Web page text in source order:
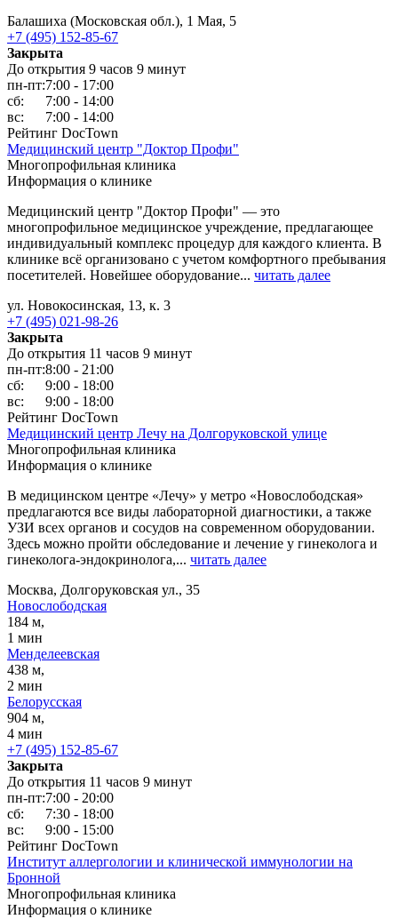
Балашиха (Московская обл.), 1 Мая, 5
+7 (495) 152-85-67
Закрыта
До открытия 9 часов 9 минут
пн-пт:7:00 - 17:00
сб:
7:00 - 14:00
вс:
7:00 - 14:00
Рейтинг DocTown
Медицинский центр "Доктор Профи"
Многопрофильная клиника
Информация о клинике
Медицинский центр "Доктор Профи" — это
многопрофильное медицинское учреждение, предлагающее
индивидуальный комплекс процедур для каждого клиента. В
клинике всё организовано с учетом комфортного пребывания
посетителей. Новейшее оборудование... читать далее
ул. Новокосинская, 13, к. 3
+7 (495) 021-98-26
Закрыта
До открытия 11 часов 9 минут
пн-пт:8:00 - 21:00
сб:
9:00 - 18:00
вс:
9:00 - 18:00
Рейтинг DocTown
Медицинский центр Лечу на Долгоруковской улице
Многопрофильная клиника
Информация о клинике
В медицинском центре «Лечу» у метро «Новослободская»
предлагаются все виды лабораторной диагностики, а также
УЗИ всех органов и сосудов на современном оборудовании.
Здесь можно пройти обследование и лечение у гинеколога и
гинеколога-эндокринолога,... читать далее
Москва, Долгоруковская ул., 35
Новослободская
184 м,
1 мин
Менделеевская
438 м,
2 мин
Белорусская
904 м,
4 мин
+7 (495) 152-85-67
Закрыта
До открытия 11 часов 9 минут
пн-пт:7:00 - 20:00
сб:
7:30 - 18:00
вс:
9:00 - 15:00
Рейтинг DocTown
Институт аллергологии и клинической иммунологии на
Бронной
Многопрофильная клиника
Информация о клинике